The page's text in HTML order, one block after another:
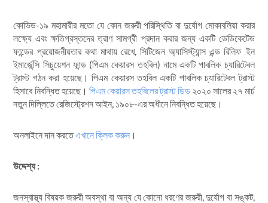
কোভিড-১৯ মহামারীর মতো যে কোন জরুরী পরিস্থিতি বা দুর্যোগ মোকাবলিয়া করার
লক্ষ্যে এবং ক্ষতিগ্রস্তদের ত্রাণ সামগ্রী প্রদান করার জন্য একটি ডেডিকেটেড
ফান্ডের প্রয়োজনীয়তার কথা মাথায় রেখে, সিটিজেন অ্যাসিস্ট্যান্স এন্ড রিলিফ ইন
ইমার্জেন্সি সিচুয়েশন ফান্ড (পিএম কেয়ারস তহবিল) নামে একটি পাবলিক চ্যারিটেবল
ট্রাস্ট গঠন করা হয়েছে। পিএম কেয়ারস তহবিল একটি পাবলিক চ্যারিটেবল ট্রাস্ট
হিসাবে নিবন্ধিত হয়েছে। পিএম কেয়ারস তহবিলের ট্রাস্ট ডিড ২০২০ সালের ২৭ মার্চ
নতুন দিল্লিতে রেজিস্ট্রেশন আইন, ১৯০৮-এর অধীনে নিবন্ধিত হয়েছে।
অনলাইনে দান করতেএখানে ক্লিক করুন ।
উদ্দেশ্য :
জনস্বাস্থ্য বিষয়ক জরুরী অবস্থা বা অন্য যে কোনো ধরণের জরুরী, দুর্যোগ বা সঙ্কট,